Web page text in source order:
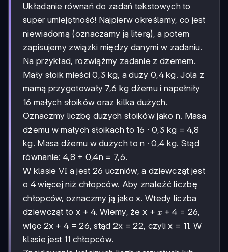
Układanie równań do zadań tekstowych to
super umiejętność! Najpierw określamy, co jest
niewiadomą (oznaczamy ją literą), a potem
zapisujemy związki między danymi w zadaniu.
Na przykład, rozwiążmy zadanie z dżemem.
Mały słoik mieści 0,3 kg, a duży 0,4 kg. Jola z
mamą przygotowały 7,6 kg dżemu i napełniły
16 małych słoików oraz kilka dużych.
Oznaczmy liczbę dużych słoików jako n. Masa
dżemu w małych słoikach to 16 · 0,3 kg = 4,8
kg. Masa dżemu w dużych to n · 0,4 kg. Stąd
równanie: 4,8 + 0,4n = 7,6.
W klasie VI a jest 26 uczniów, a dziewcząt jest
o 4 więcej niż chłopców. Aby znaleźć liczbę
chłopców, oznaczmy ją jako x. Wtedy liczba
dziewcząt to x + 4. Wiemy, że x +x
+
4
x + 4 = 26,
więc 2x + 4 = 26, stąd 2x = 22, czyli x = 11. W
klasie jest 11 chłopców.